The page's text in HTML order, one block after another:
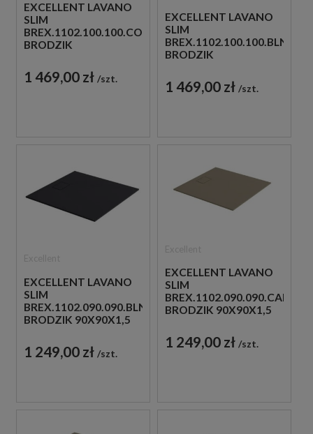
EXCELLENT LAVANO
SLIM
BREX.1102.100.100.CON
BRODZIK
1 469,00 zł szt.
EXCELLENT LAVANO
SLIM
BREX.1102.100.100.BLN
BRODZIK
1 469,00 zł szt.
EXCELLENT LAVANO
SLIM
BREX.1102.090.090.BLN
BRODZIK 90X90X1,5
1 249,00 zł szt.
EXCELLENT LAVANO
SLIM
BREX.1102.090.090.CAN
BRODZIK 90X90X1,5
1 249,00 zł szt.